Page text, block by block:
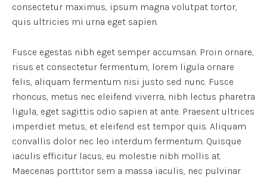
consectetur maximus, ipsum magna volutpat tortor,
quis ultricies mi urna eget sapien.
Fusce egestas nibh eget semper accumsan. Proin ornare,
risus et consectetur fermentum, lorem ligula ornare
felis, aliquam fermentum nisi justo sed nunc. Fusce
rhoncus, metus nec eleifend viverra, nibh lectus pharetra
ligula, eget sagittis odio sapien at ante. Praesent ultrices
imperdiet metus, et eleifend est tempor quis. Aliquam
convallis dolor nec leo interdum fermentum. Quisque
iaculis efficitur lacus, eu molestie nibh mollis at.
Maecenas porttitor sem a massa iaculis, nec pulvinar